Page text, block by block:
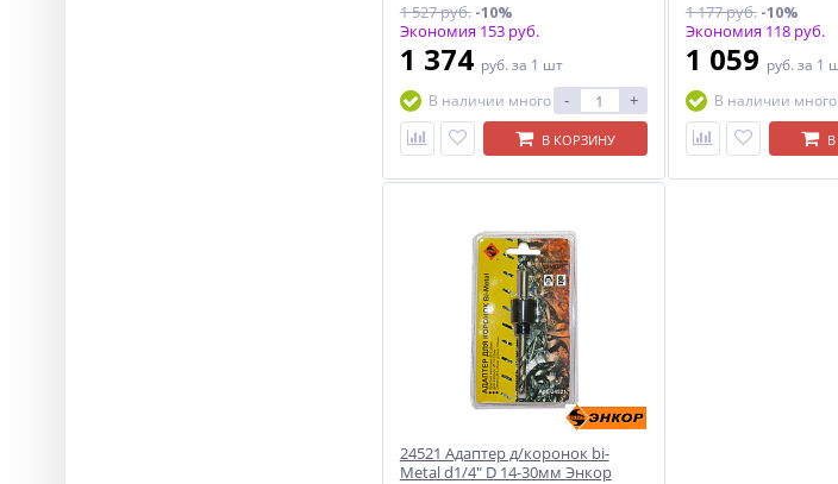
1 527 руб.-10%
Экономия 153 руб.
1 374 руб. за 1 шт
В наличии много
- +
В КОРЗИНУ
1 177 руб.-10%
Экономия 118 руб.
1 059 руб. за 1
В наличии много
24521 Адаптер д/коронок bi-
Metal d1/4" D 14-30мм Энкор